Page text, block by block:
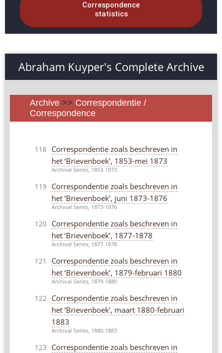
Correspondence
statistics
Abraham Kuyper's Complete Archive
Archive >> Correspondentie /
Correspondence
118
Correspondentie zoals beschreven in
het ‘Brievenboek’, 1853-mei 1873
Archival Series, 1853-1873
119
Correspondentie zoals beschreven in
het ‘Brievenboek’, juni 1873-1876
Archival Series, 1873-1876
120
Correspondentie zoals beschreven in
het ‘Brievenboek’, 1877-1878
Archival Series, 1877-1878
121
Correspondentie zoals beschreven in
het ‘Brievenboek’, 1879-februari 1880
Archival Series, 1879-1880
122
Correspondentie zoals beschreven in
het ‘Brievenboek’, maart 1880-februari
1883
Archival Series, 1880-1883
123
Correspondentie zoals beschreven in